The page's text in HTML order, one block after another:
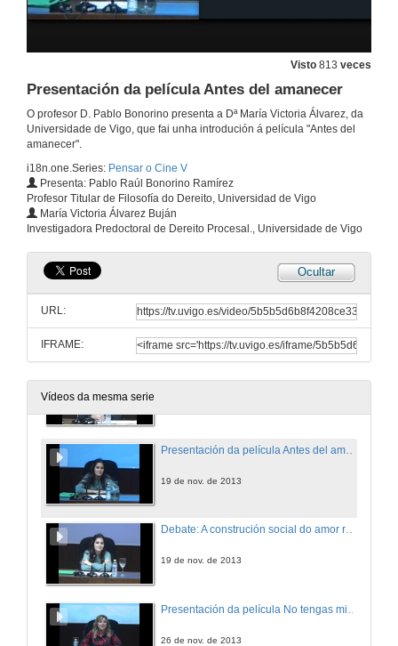
Visto 813 veces
Presentación da película Antes del amanecer
O profesor D. Pablo Bonorino presenta a Dª María Victoria Álvarez, da
Universidade de Vigo, que fai unha introdución á película "Antes del
amanecer".
i18n.one.Series: Pensar o Cine V
Presenta: Pablo Raúl Bonorino Ramírez
Profesor Titular de Filosofía do Dereito, Universidad de Vigo
María Victoria Álvarez Buján
Investigadora Predoctoral de Dereito Procesal., Universidade de Vigo
Ocultar
URL:
IFRAME:
Vídeos da mesma serie
22 de out. de 2013
Debate: Muller e represión política
22 de out. de 2013
Presentación da película Dentro de garganta profunda
5 de nov. de 2013
Debate: Feminismo e pornografía
12 de nov. de 2013
19 de nov. de 2013
Debate: A construción social do amor romántico
19 de nov. de 2013
26 de nov. de 2013